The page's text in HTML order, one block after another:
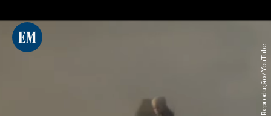
Reprodução / YouTube